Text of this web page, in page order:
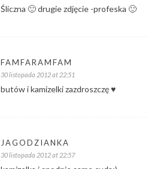
Śliczna 🙂 drugie zdjęcie -profeska 🙂
FAMFARAMFAM
30 listopada 2012 at 22:51
butów i kamizelki zazdroszczę ♥
JAGODZIANKA
30 listopada 2012 at 22:57